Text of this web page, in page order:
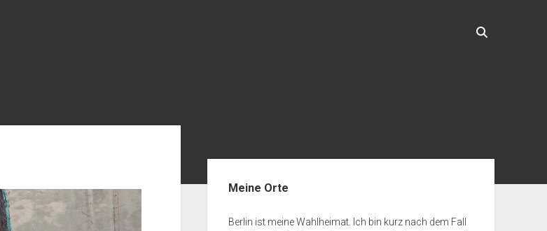
Meine Orte
Berlin ist meine Wahlheimat. Ich bin kurz nach dem Fall